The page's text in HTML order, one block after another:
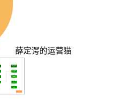
薛定谔的运营猫